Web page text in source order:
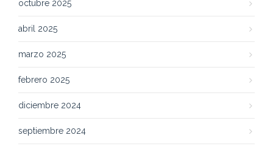
octubre 2025
abril 2025
marzo 2025
febrero 2025
diciembre 2024
septiembre 2024